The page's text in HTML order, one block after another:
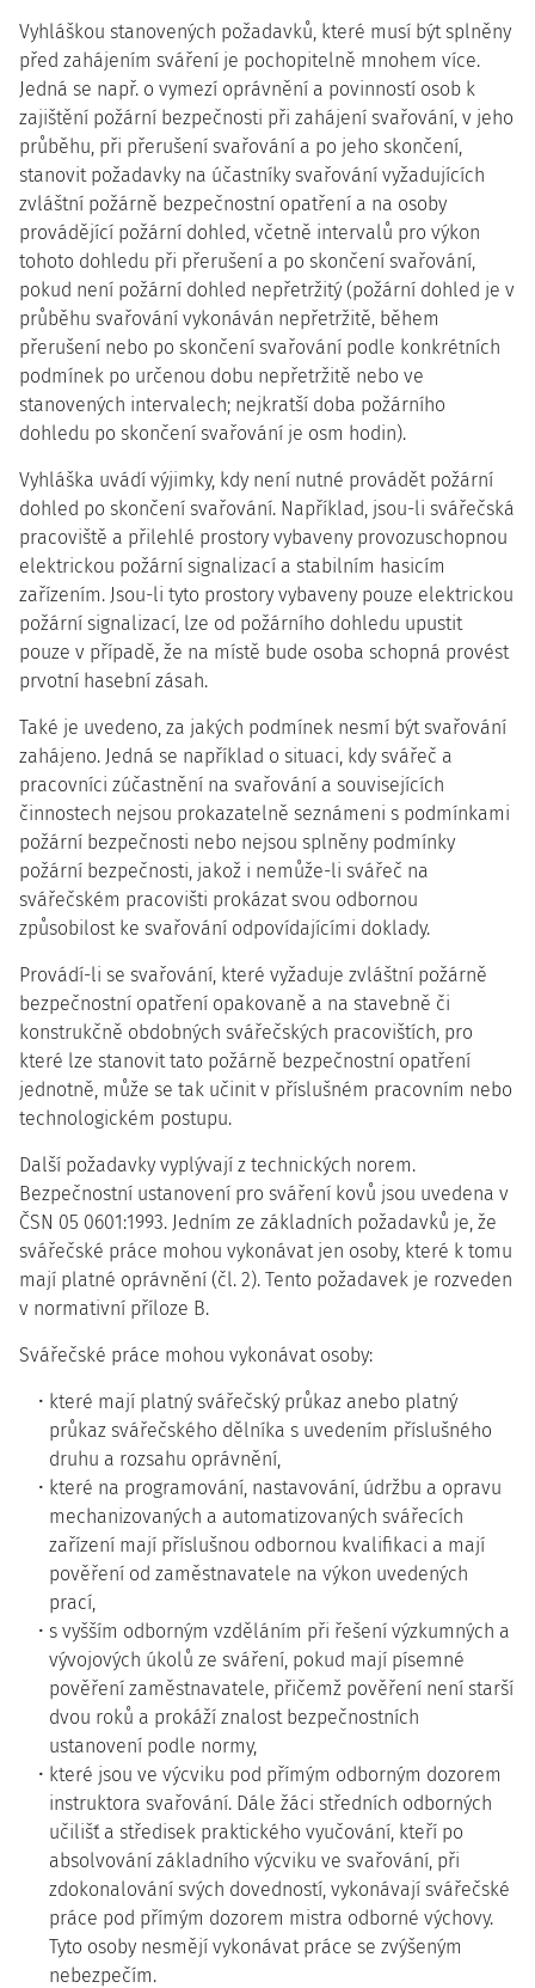
Vyhláškou stanovených požadavků, které musí být splněny
před zahájením sváření je pochopitelně mnohem více.
Jedná se např. o vymezí oprávnění a povinností osob k
zajištění požární bezpečnosti při zahájení svařování, v jeho
průběhu, při přerušení svařování a po jeho skončení,
stanovit požadavky na účastníky svařování vyžadujících
zvláštní požárně bezpečnostní opatření a na osoby
provádějící požární dohled, včetně intervalů pro výkon
tohoto dohledu při přerušení a po skončení svařování,
pokud není požární dohled nepřetržitý (požární dohled je v
průběhu svařování vykonáván nepřetržitě, během
přerušení nebo po skončení svařování podle konkrétních
podmínek po určenou dobu nepřetržitě nebo ve
stanovených intervalech; nejkratší doba požárního
dohledu po skončení svařování je osm hodin).
Vyhláška uvádí výjimky, kdy není nutné provádět požární
dohled po skončení svařování. Například, jsou-li svářečská
pracoviště a přilehlé prostory vybaveny provozuschopnou
elektrickou požární signalizací a stabilním hasicím
zařízením. Jsou-li tyto prostory vybaveny pouze elektrickou
požární signalizací, lze od požárního dohledu upustit
pouze v případě, že na místě bude osoba schopná provést
prvotní hasební zásah.
Také je uvedeno, za jakých podmínek nesmí být svařování
zahájeno. Jedná se například o situaci, kdy svářeč a
pracovníci zúčastnění na svařování a souvisejících
činnostech nejsou prokazatelně seznámeni s podmínkami
požární bezpečnosti nebo nejsou splněny podmínky
požární bezpečnosti, jakož i nemůže-li svářeč na
svářečském pracovišti prokázat svou odbornou
způsobilost ke svařování odpovídajícími doklady.
Provádí-li se svařování, které vyžaduje zvláštní požárně
bezpečnostní opatření opakovaně a na stavebně či
konstrukčně obdobných svářečských pracovištích, pro
které lze stanovit tato požárně bezpečnostní opatření
jednotně, může se tak učinit v příslušném pracovním nebo
technologickém postupu.
Další požadavky vyplývají z technických norem.
Bezpečnostní ustanovení pro sváření kovů jsou uvedena v
ČSN 05 0601:1993. Jedním ze základních požadavků je, že
svářečské práce mohou vykonávat jen osoby, které k tomu
mají platné oprávnění (čl. 2). Tento požadavek je rozveden
v normativní příloze B.
Svářečské práce mohou vykonávat osoby:
které mají platný svářečský průkaz anebo platný
průkaz svářečského dělníka s uvedením příslušného
druhu a rozsahu oprávnění,
které na programování, nastavování, údržbu a opravu
mechanizovaných a automatizovaných svářecích
zařízení mají příslušnou odbornou kvalifikaci a mají
pověření od zaměstnavatele na výkon uvedených
prací,
s vyšším odborným vzděláním při řešení výzkumných a
vývojových úkolů ze sváření, pokud mají písemné
pověření zaměstnavatele, přičemž pověření není starší
dvou roků a prokáží znalost bezpečnostních
ustanovení podle normy,
které jsou ve výcviku pod přímým odborným dozorem
instruktora svařování. Dále žáci středních odborných
učilišť a středisek praktického vyučování, kteří po
absolvování základního výcviku ve svařování, při
zdokonalování svých dovedností, vykonávají svářečské
práce pod přímým dozorem mistra odborné výchovy.
Tyto osoby nesmějí vykonávat práce se zvýšeným
nebezpečím.